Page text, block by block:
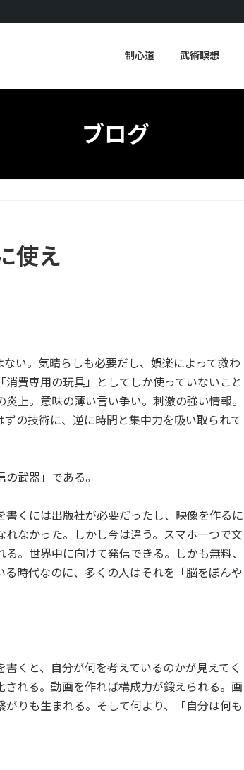
制心道 武術瞑想
ブログ
使え
い。気晴らしも必要だし、娯楽によって救わ
費専用の玩具」としてしか使っていないこと
上。意味の薄い言い争い。刺激の強い情報。
の技術に、逆に時間と集中力を吸い取られて
武器」である。
くには出版社が必要だったし、映像を作るに
なかった。しかし今は違う。スマホ一つで文
。世界中に向けて発信できる。しかも無料、
時代なのに、多くの人はそれを「脳をぼんや
くと、自分が何を考えているのかが見えてく
れる。動画を作れば構成力が鍛えられる。画
りも生まれる。そして何より、「自分は何も